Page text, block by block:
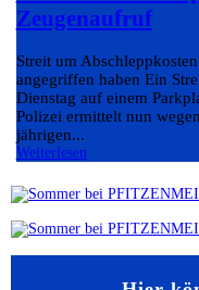
Zeugenaufruf
Streit um
angegriffen haben Ein
Dienstag auf einem
Polizei ermittelt nun
jährigen...
Weiterlesen